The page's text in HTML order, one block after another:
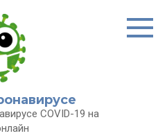
COVID-19 на